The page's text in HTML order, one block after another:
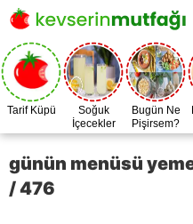
Tarif Küpü
Soğuk
İçecekler
Bugün Ne
Pişirsem?
günün menüsü
/ 476